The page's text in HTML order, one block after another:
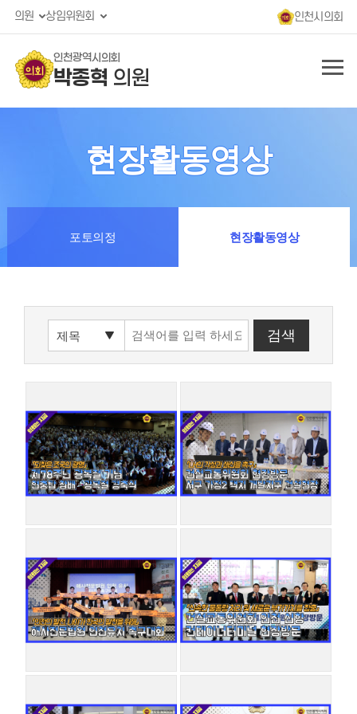
의원 상임위원회 인천시의회
인천광역시의회
박종혁 의원
현장활동영상
포토의정 현장활동영상